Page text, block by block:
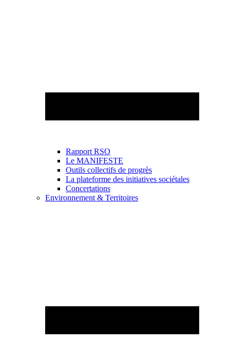
Rapport RSO
Le MANIFESTE
Outils collectifs de progrès
La plateforme des initiatives sociétales
Concertations
Environnement & Territoires